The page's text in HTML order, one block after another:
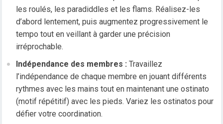
les roulés, les paradiddles et les flams. Réalisez-les
d’abord lentement, puis augmentez progressivement le
tempo tout en veillant à garder une précision
irréprochable.
Indépendance des membres : Travaillez
l’indépendance de chaque membre en jouant différents
rythmes avec les mains tout en maintenant une ostinato
(motif répétitif) avec les pieds. Variez les ostinatos pour
défier votre coordination.